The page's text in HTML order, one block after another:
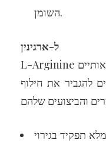
השומן.
ל-ארגינין
L-Arginine היא חומצת אמינו עם יתרונות בריאותיים
להגביר את חילוף
תפקיד בגירוי